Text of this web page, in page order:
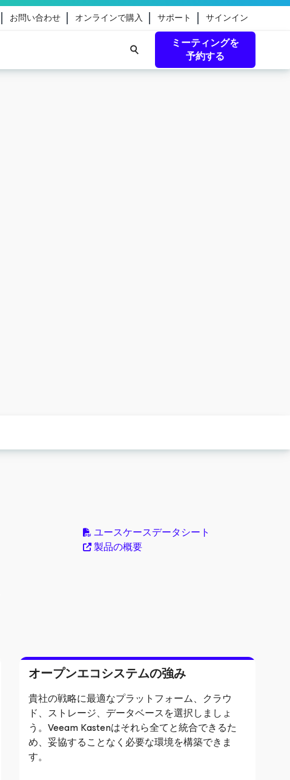
お問い合わせ オンラインで購入 サポート サインイン
ミーティングを
予約する
ユースケースデータシート
製品の概要
オープンエコシステムの強み
貴社の戦略に最適なプラットフォーム、クラウ
ド、ストレージ、データベースを選択しましょ
う。Veeam Kastenはそれら全てと統合できるた
め、妥協することなく必要な環境を構築できま
す。